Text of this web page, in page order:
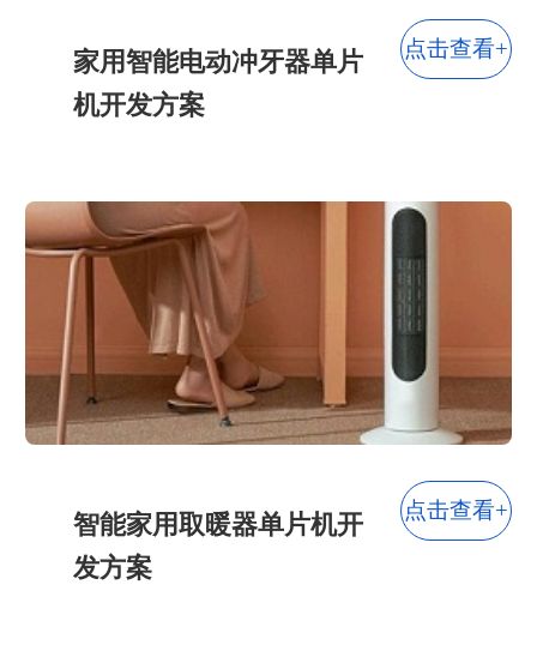
家用智能电动冲牙器单片
机开发方案
点击查看+
智能家用取暖器单片机开
发方案
点击查看+